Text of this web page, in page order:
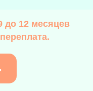
до 12 месяцев